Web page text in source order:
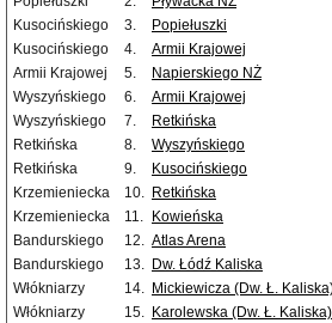
Kusocińskiego
3. Popiełuszki
Kusocińskiego
4. Armii Krajowej
Armii Krajowej
5. Napierskiego NŻ
Wyszyńskiego
6. Armii Krajowej
Wyszyńskiego
7. Retkińska
Retkińska
8. Wyszyńskiego
Retkińska
9. Kusocińskiego
Krzemieniecka
10. Retkińska
Krzemieniecka
11. Kowieńska
Bandurskiego
12. Atlas Arena
Bandurskiego
13. Dw. Łódź Kaliska
Włókniarzy
14. Mickiewicza (Dw. Ł.
Włókniarzy
15. Karolewska (Dw. Ł. Kaliska)